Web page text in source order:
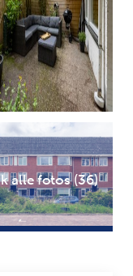
alle fotos (36)